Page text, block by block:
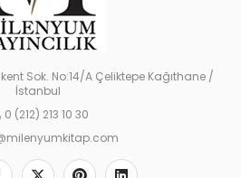
Sok. No:14/A Çeliktepe Kağıthane /
İstanbul
0 (212) 213 10 30